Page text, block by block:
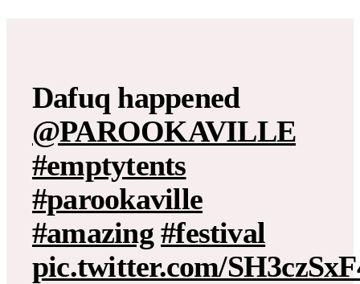
Dafuq happened
@PAROOKAVILLE
#emptytents
#parookaville
#amazing #festival
pic.twitter.com/